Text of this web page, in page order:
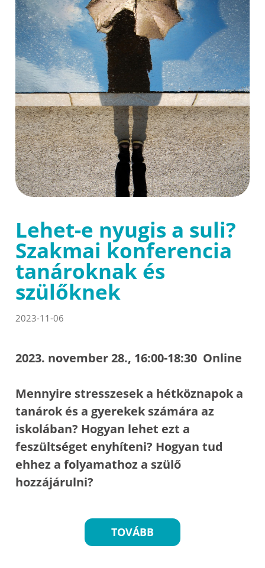
Lehet-e nyugis a suli?
Szakmai konferencia
tanároknak és
szülőknek
2023-11-06
2023. november 28., 16:00-18:30 Online
Mennyire stresszesek a hétköznapok a
tanárok és a gyerekek számára az
iskolában? Hogyan lehet ezt a
feszültséget enyhíteni? Hogyan tud
ehhez a folyamathoz a szülő
hozzájárulni?
TOVÁBB